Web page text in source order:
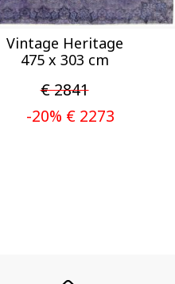
Vintage Heritage
475 x 303 cm
€ 2841
-20% € 2273